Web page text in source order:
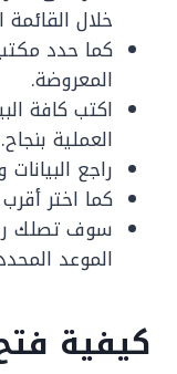
خلال القائمة
كما حدد
المعروضة.
اكتب كافة
العملية بنجاح.
راجع
كما اختر
سوف تصلك
الموعد
كيفية